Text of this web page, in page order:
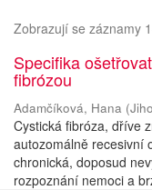
Zobrazují se záznamy
Specifika
fibrózou
Adamčíková, Hana (
Cystická fibróza, dříve
autozomálně recesivní
chronická, doposud
rozpoznání nemoci a